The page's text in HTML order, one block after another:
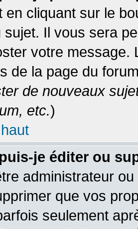
en cliquant sur le
sujet. Il vous sera
votre
de la page du
de nouveaux
etc.)
je éditer ou
administrateur
que vos
seulement